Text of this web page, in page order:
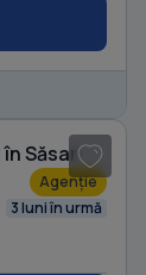
Săsar
Agenție
3 luni în urmă